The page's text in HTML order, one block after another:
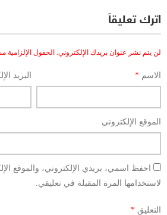
اترك تعليقاً
لن يتم نشر عنوان بريدك الإلكتروني. الحقول الإلزامية
الاسم * البريد
الموقع الإلكتروني
احفظ اسمي، بريدي الإلكتروني، والموقع
لاستخدامها المرة المقبلة في تعليقي.
التعليق *